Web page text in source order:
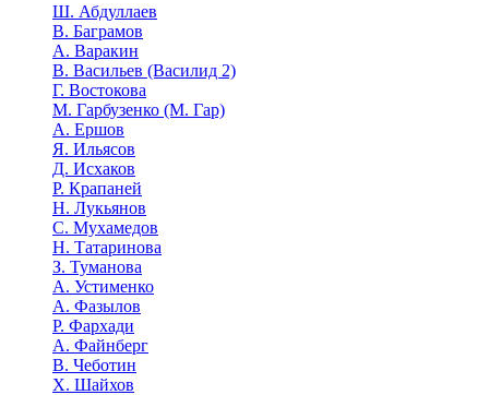
Ш. Абдуллаев
В. Баграмов
А. Варакин
В. Васильев (Василид 2)
Г. Востокова
М. Гарбузенко (М. Гар)
А. Ершов
Я. Ильясов
Д. Исхаков
Р. Крапаней
Н. Лукьянов
С. Мухамедов
Н. Татаринова
З. Туманова
А. Устименко
А. Фазылов
Р. Фархади
А. Файнберг
В. Чеботин
Х. Шайхов